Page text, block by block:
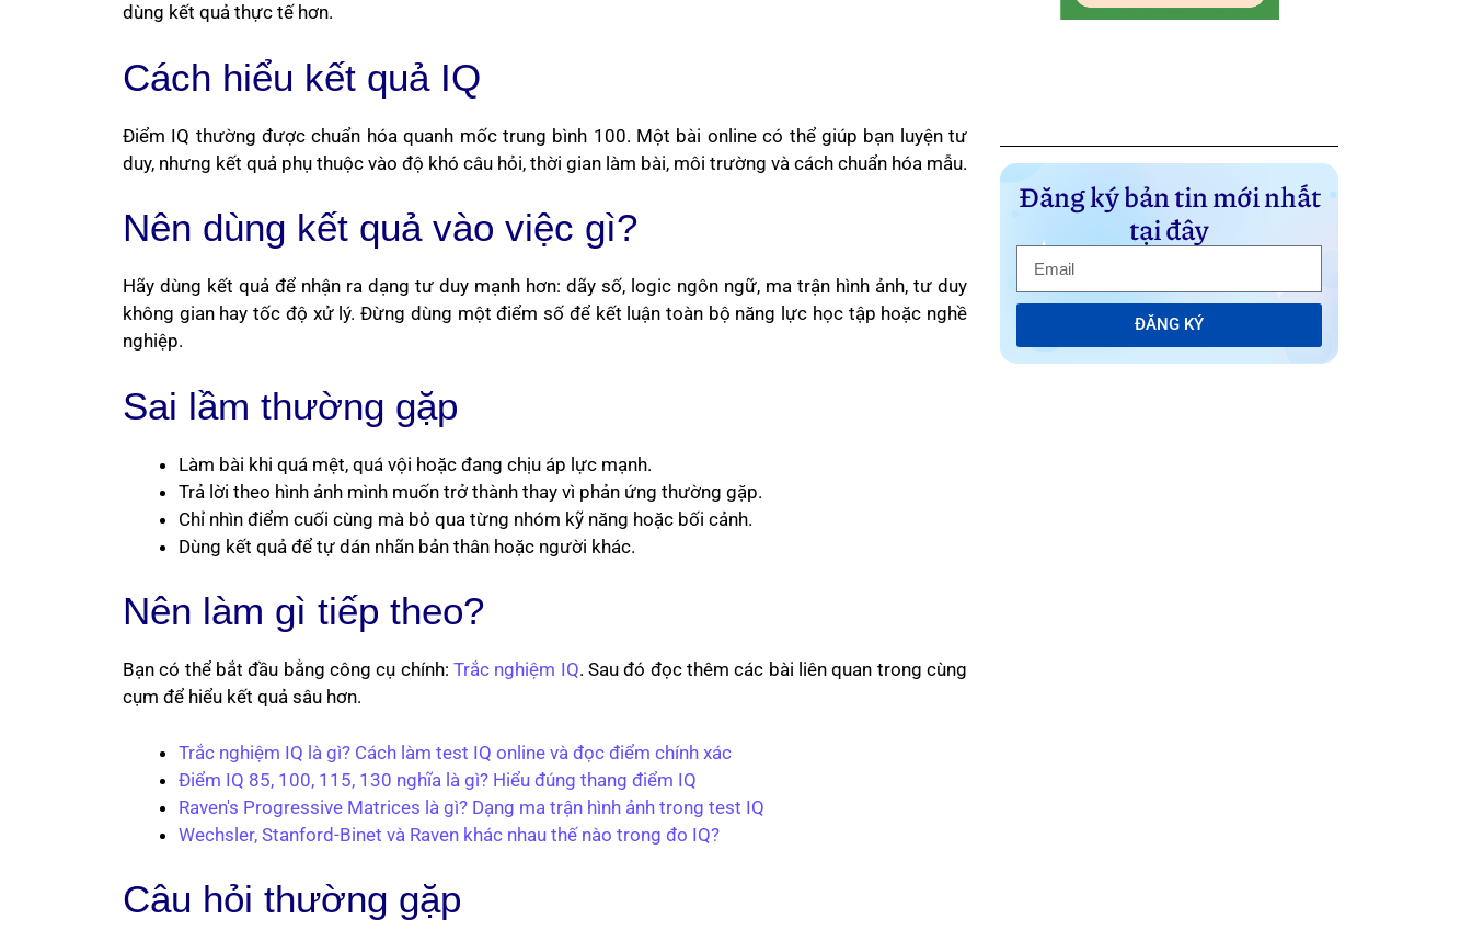
dùng kết quả thực tế hơn.
Cách hiểu kết quả IQ
Điểm IQ thường được chuẩn hóa quanh mốc trung bình 100. Một bài online có thể giúp bạn luyện tư
duy, nhưng kết quả phụ thuộc vào độ khó câu hỏi, thời gian làm bài, môi trường và cách chuẩn hóa mẫu.
Nên dùng kết quả vào việc gì?
Hãy dùng kết quả để nhận ra dạng tư duy mạnh hơn: dãy số, logic ngôn ngữ, ma trận hình ảnh, tư duy
không gian hay tốc độ xử lý. Đừng dùng một điểm số để kết luận toàn bộ năng lực học tập hoặc nghề
nghiệp.
Sai lầm thường gặp
Làm bài khi quá mệt, quá vội hoặc đang chịu áp lực mạnh.
Trả lời theo hình ảnh mình muốn trở thành thay vì phản ứng thường gặp.
Chỉ nhìn điểm cuối cùng mà bỏ qua từng nhóm kỹ năng hoặc bối cảnh.
Dùng kết quả để tự dán nhãn bản thân hoặc người khác.
Nên làm gì tiếp theo?
Bạn có thể bắt đầu bằng công cụ chính:Trắc nghiệm IQ. Sau đó đọc thêm các bài liên quan trong cùng
cụm để hiểu kết quả sâu hơn.
Trắc nghiệm IQ là gì? Cách làm test IQ online và đọc điểm chính xác
Điểm IQ 85, 100, 115, 130 nghĩa là gì? Hiểu đúng thang điểm IQ
Raven's Progressive Matrices là gì? Dạng ma trận hình ảnh trong test IQ
Wechsler, Stanford-Binet và Raven khác nhau thế nào trong đo IQ?
Câu hỏi thường gặp
Đăng ký bản tin mới nhất
tại đây
ĐĂNG KÝ